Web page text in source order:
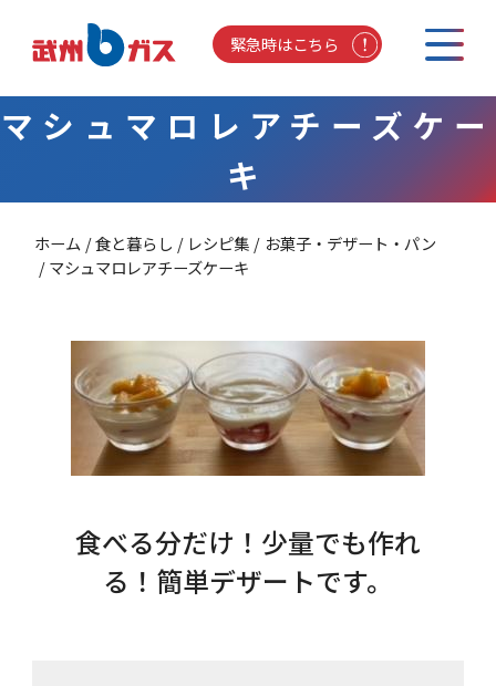
緊急時はこちら
マシュマロレアチーズケー
キ
ホーム 食と暮らし レシピ集
お菓子・デザート・パン
マシュマロレアチーズケーキ
食べる分だけ！少量でも作れ
る！簡単デザートです。